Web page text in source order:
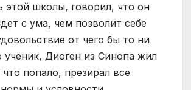
этой школы, говорил, что он
с ума, чем позволит себе
от чего бы то ни
ученик, Диоген из Синопа жил
что попало, презирал все